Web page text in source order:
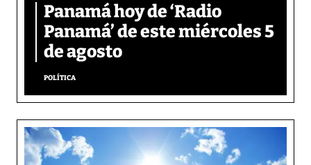
Panamá hoy de ‘Radio
Panamá’ de este miércoles 5
de agosto
POLÍTICA